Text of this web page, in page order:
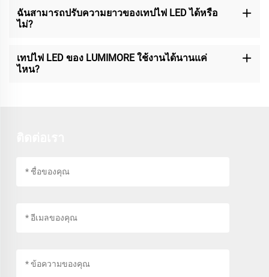
ฉันสามารถปรับความยาวของเทปไฟ LED ได้หรือ
ไม่?
เทปไฟ LED ของ LUMIMORE ใช้งานได้นานแค่
ไหน?